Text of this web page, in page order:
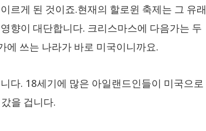
르게 된 것이죠.현재의 할로윈 축제는 그 유래
향이 대단합니다. 크리스마스에 다음가는 두
에 쓰는 나라가 바로 미국이니까요.
다. 18세기에 많은 아일랜드인들이 미국으로
을 겁니다.